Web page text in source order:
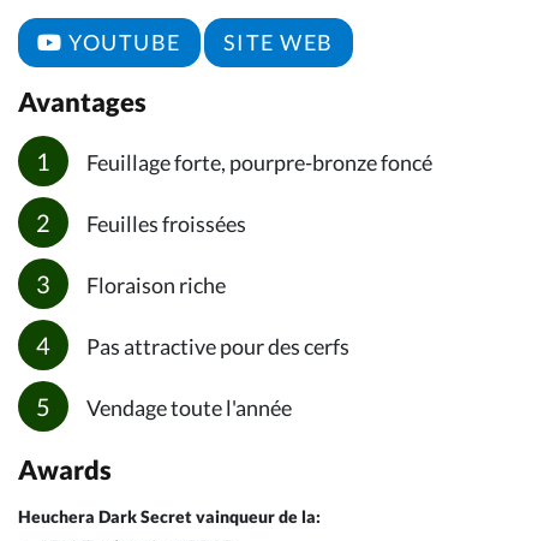
YOUTUBE SITE WEB
Avantages
Feuillage forte, pourpre-bronze foncé
Feuilles froissées
Floraison riche
Pas attractive pour des cerfs
Vendage toute l'année
Awards
Heuchera Dark Secret vainqueur de la: